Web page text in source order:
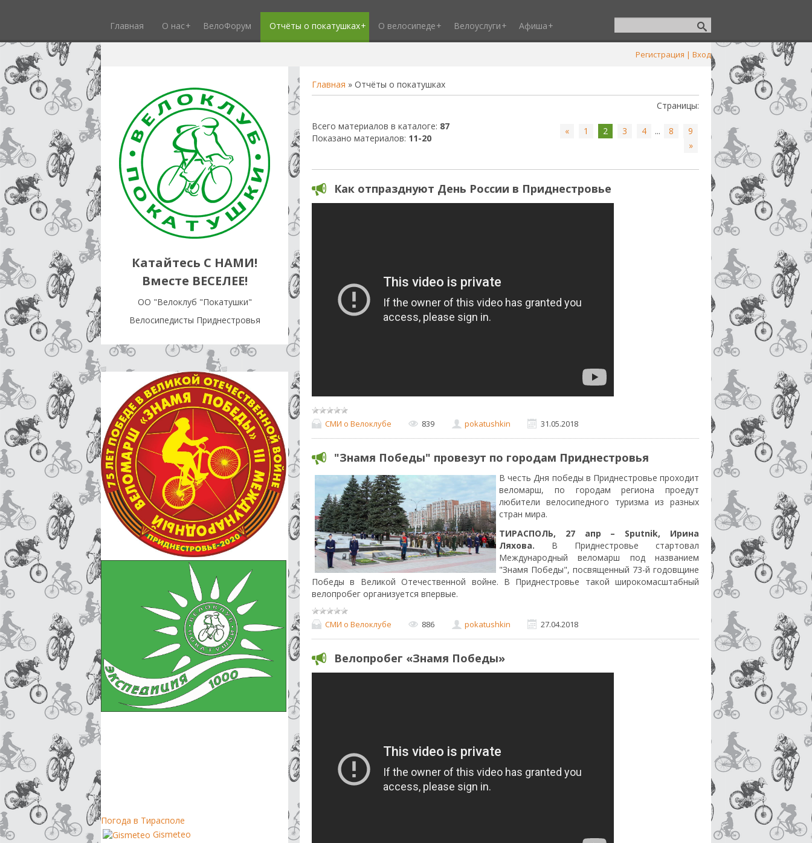
Главная О нас ВелоФорум Отчёты о покатушках О велосипеде Велоуслуги Афиша
Регистрация | Вход
Катайтесь С НАМИ!
Вместе ВЕСЕЛЕЕ!
OO "Велоклуб "Покатушки"
Велосипедисты Приднестровья
Главная » Отчёты о покатушках
Всего материалов в каталоге: 87
Показано материалов: 11-20
Страницы:
« 1 2 3 4 ... 8
9
»
Как отпразднуют День России в Приднестровье
СМИ о Велоклубе 839 pokatushkin 31.05.2018
"Знамя Победы" провезут по городам Приднестровья
В честь Дня победы в Приднестровье проходит
веломарш, по городам региона проедут
любители велосипедного туризма из разных
стран мира.
ТИРАСПОЛЬ, 27 апр – Sputnik, Ирина
Ляхова. В Приднестровье стартовал
Международный веломарш под названием
"Знамя Победы", посвященный 73-й годовщине
Победы в Великой Отечественной войне. В Приднестровье такой широкомасштабный
велопробег организуется впервые.
СМИ о Велоклубе 886 pokatushkin 27.04.2018
Велопробег «Знамя Победы»
Погода в Тирасполе
Gismeteo